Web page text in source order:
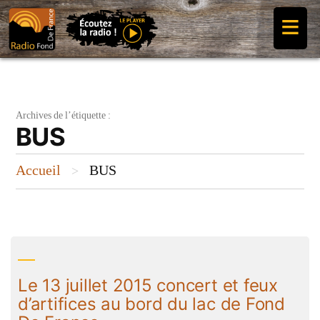
Aller
au
contenu
≡
Archives de l’étiquette :
BUS
Accueil > BUS
Le 13 juillet 2015 concert et feux
d’artifices au bord du lac de Fond